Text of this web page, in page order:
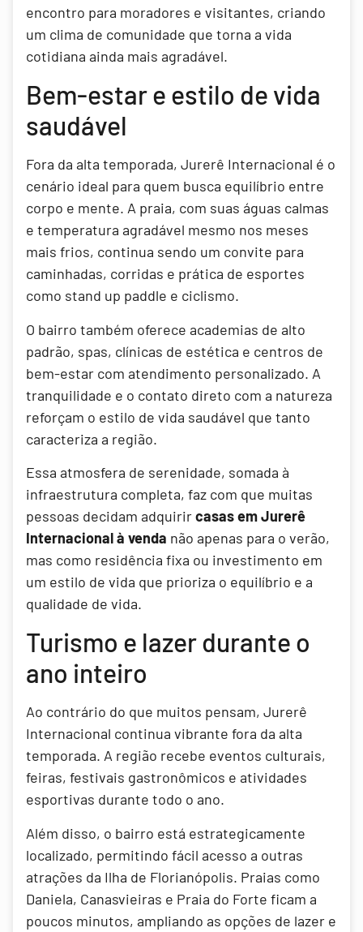
encontro para moradores e visitantes, criando
um clima de comunidade que torna a vida
cotidiana ainda mais agradável.
Bem-estar e estilo de vida
saudável
Fora da alta temporada, Jurerê Internacional é o
cenário ideal para quem busca equilíbrio entre
corpo e mente. A praia, com suas águas calmas
e temperatura agradável mesmo nos meses
mais frios, continua sendo um convite para
caminhadas, corridas e prática de esportes
como stand up paddle e ciclismo.
O bairro também oferece academias de alto
padrão, spas, clínicas de estética e centros de
bem-estar com atendimento personalizado. A
tranquilidade e o contato direto com a natureza
reforçam o estilo de vida saudável que tanto
caracteriza a região.
Essa atmosfera de serenidade, somada à
infraestrutura completa, faz com que muitas
pessoas decidam adquirircasas em Jurerê
Internacional à venda não apenas para o verão,
mas como residência fixa ou investimento em
um estilo de vida que prioriza o equilíbrio e a
qualidade de vida.
Turismo e lazer durante o
ano inteiro
Ao contrário do que muitos pensam, Jurerê
Internacional continua vibrante fora da alta
temporada. A região recebe eventos culturais,
feiras, festivais gastronômicos e atividades
esportivas durante todo o ano.
Além disso, o bairro está estrategicamente
localizado, permitindo fácil acesso a outras
atrações da Ilha de Florianópolis. Praias como
Daniela, Canasvieiras e Praia do Forte ficam a
poucos minutos, ampliando as opções de lazer e